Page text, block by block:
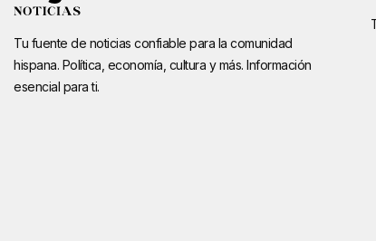
Tu fuente de noticias confiable para la comunidad
hispana. Política, economía, cultura y más. Información
esencial para ti.